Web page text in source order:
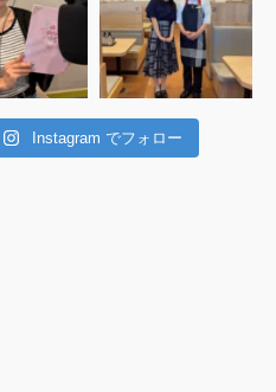
Instagram でフォロー